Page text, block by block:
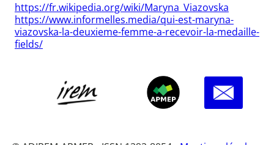
https://fr.wikipedia.org/wiki/Maryna_Viazovska
https://www.informelles.media/qui-est-maryna-
viazovska-la-deuxieme-femme-a-recevoir-la-medaille-
fields/